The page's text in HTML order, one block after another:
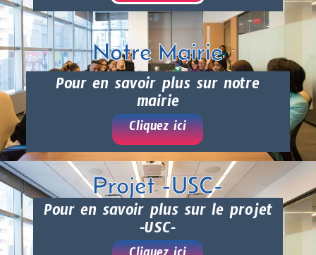
Notre Mairie
Pour en savoir plus sur notre
mairie
Cliquez ici
Projet -USC-
Pour en savoir plus sur le projet
-USC-